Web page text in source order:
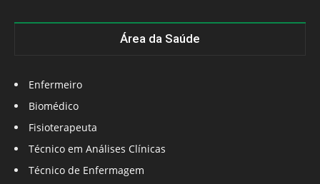
Área da Saúde
Enfermeiro
Biomédico
Fisioterapeuta
Técnico em Análises Clínicas
Técnico de Enfermagem